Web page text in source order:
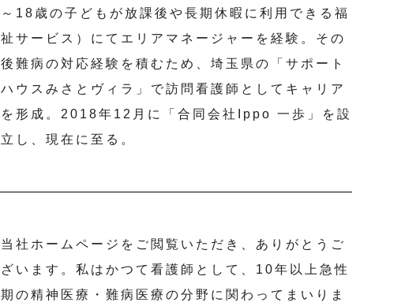
～18歳の子どもが放課後や長期休暇に利用できる福
祉サービス）にてエリアマネージャーを経験。その
後難病の対応経験を積むため、埼玉県の
「サポート
ハウスみさとヴィラ」で訪問看護師としてキャリア
を形成。2018年12月に「合同会社Ippo 一歩」を設
立し、現在に至る。
当社ホームページをご閲覧いただき、ありがとうご
ざいます。私はかつて看護師として、10年以上急性
期の精神医療・難病医療の分野に関わってまいりま